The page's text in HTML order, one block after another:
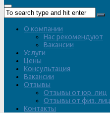
О компании
Нас рекомендуют
Вакансии
Услуги
Цены
Консультация
Вакансии
Отзывы
Отзывы от юр. лиц
Отзывы от физ. лиц
Контакты